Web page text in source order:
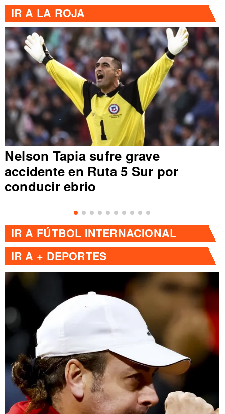
IR A LA ROJA
Nelson Tapia sufre grave
accidente en Ruta 5 Sur por
conducir ebrio
IR A FÚTBOL INTERNACIONAL
IR A + DEPORTES